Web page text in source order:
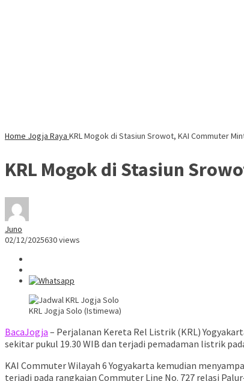
Home Jogja Raya KRL Mogok di Stasiun Srowot, KAI Commuter
KRL Mogok di Stasiun
Juno
02/12/2025630 views
KRL Jogja Solo (Istimewa)
BacaJogja – Perjalanan Kereta Rel Listrik (KRL)
sekitar pukul 19.30 WIB dan terjadi pemadaman listrik
KAI Commuter Wilayah 6 Yogyakarta kemudian
terjadi pada rangkaian Commuter Line No. 727 relasi